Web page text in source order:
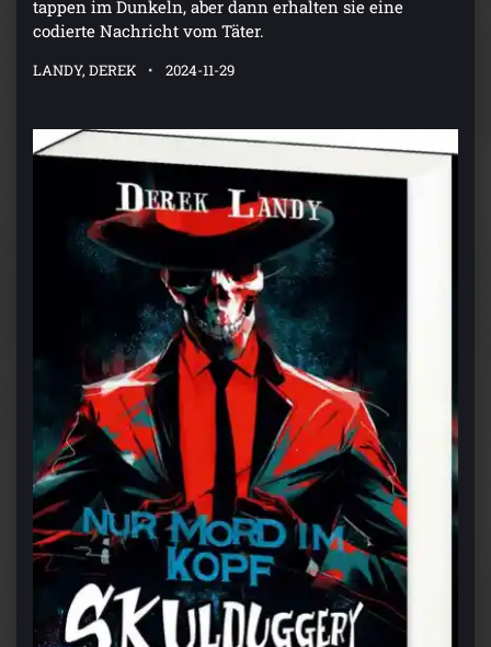
tappen im Dunkeln, aber dann erhalten sie eine
codierte Nachricht vom Täter.
LANDY, DEREK 2024-11-29